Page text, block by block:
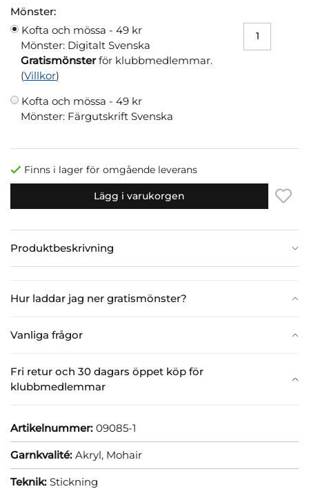
Mönster:
Kofta och mössa - 49 kr
Mönster: Digitalt Svenska
Gratismönsterför klubbmedlemmar.
(Villkor)
Kofta och mössa - 49 kr
Mönster: Färgutskrift Svenska
Finns i lager för omgående leverans
Lägg i varukorgen
Produktbeskrivning
Hur laddar jag ner gratismönster?
Vanliga frågor
Fri retur och 30 dagars öppet köp för
klubbmedlemmar
Artikelnummer: 09085-1
Garnkvalité: Akryl, Mohair
Teknik: Stickning